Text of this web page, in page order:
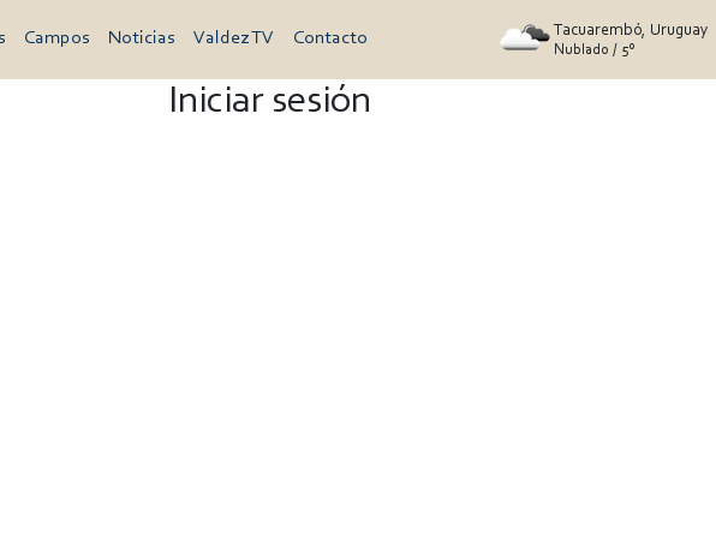
Campos Noticias Valdez TV Contacto Tacuarembó, Uruguay
Nublado / 5°
Iniciar sesión